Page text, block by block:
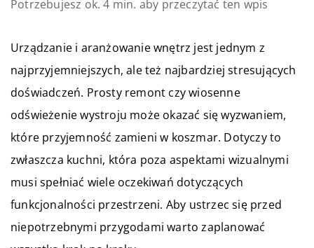
Potrzebujesz ok. 4 min. aby przeczytać ten wpis
Urządzanie i aranżowanie wnętrz jest jednym z
najprzyjemniejszych, ale też najbardziej stresujących
doświadczeń. Prosty remont czy wiosenne
odświeżenie wystroju może okazać się wyzwaniem,
które przyjemność zamieni w koszmar. Dotyczy to
zwłaszcza kuchni, która poza aspektami wizualnymi
musi spełniać wiele oczekiwań dotyczących
funkcjonalności przestrzeni. Aby ustrzec się przed
niepotrzebnymi przygodami warto zaplanować